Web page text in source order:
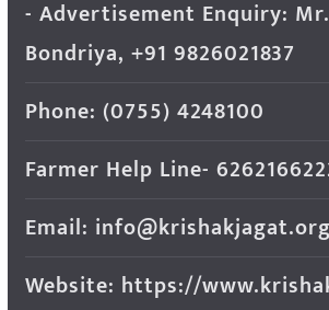
- Advertisement Enquiry:
Bondriya, +91 9826021837
Phone: (0755) 4248100
Farmer Help Line-
Email: info@krishakjagat.org
Website: https://